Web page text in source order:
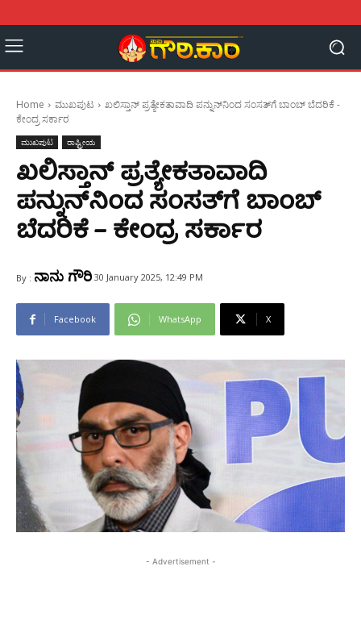
Home ಮುಖಪುಟ
ಖಲಿಸ್ತಾನ್ ಪ್ರತ್ಯೇಕತಾವಾದಿ ಪನ್ನುನ್‌ನಿಂದ ಸಂಸತ್‌ಗೆ ಬಾಂಬ್ ಬೆದರಿಕೆ -
ಕೇಂದ್ರ ಸರ್ಕಾರ
ಮುಖಪುಟ ರಾಷ್ಟ್ರೀಯ
ಖಲಿಸ್ತಾನ್ ಪ್ರತ್ಯೇಕತಾವಾದಿ
ಪನ್ನುನ್‌ನಿಂದ ಸಂಸತ್‌ಗೆ ಬಾಂಬ್
ಬೆದರಿಕೆ – ಕೇಂದ್ರ ಸರ್ಕಾರ
By : ನಾನು ಗೌರಿ 30 January 2025, 12:49 PM
Facebook WhatsApp X
- Advertisement -